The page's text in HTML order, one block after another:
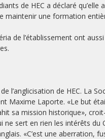
de HEC a déclaré
maintenir une formation
de l’établissement ont
l’anglicisation de HEC. La
Maxime Laporte. «Le but
sa mission historique»,
ne sert en rien les intérêts
«C’est une aberration,